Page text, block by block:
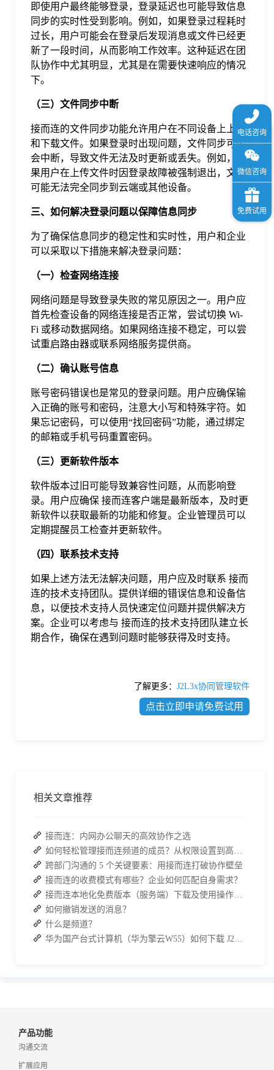
即使用户最终能够登录，登录延迟也可能导致信息
同步的实时性受到影响。例如，如果登录过程耗时
过长，用户可能会在登录后发现消息或文件已经更
新了一段时间，从而影响工作效率。这种延迟在团
队协作中尤其明显，尤其是在需要快速响应的情况
下。
（三）文件同步中断
接而连的文件同步功能允许用户在不同设备上上传
和下载文件。如果登录时出现问题，文件同步可能
会中断，导致文件无法及时更新或丢失。例如，如
果用户在上传文件时因登录故障被强制退出，文件
可能无法完全同步到云端或其他设备。
三、如何解决登录问题以保障信息同步
为了确保信息同步的稳定性和实时性，用户和企业
可以采取以下措施来解决登录问题：
（一）检查网络连接
网络问题是导致登录失败的常见原因之一。用户应
首先检查设备的网络连接是否正常，尝试切换 Wi-
Fi 或移动数据网络。如果网络连接不稳定，可以尝
试重启路由器或联系网络服务提供商。
（二）确认账号信息
账号密码错误也是常见的登录问题。用户应确保输
入正确的账号和密码，注意大小写和特殊字符。如
果忘记密码，可以使用“找回密码”功能，通过绑定
的邮箱或手机号码重置密码。
（三）更新软件版本
软件版本过旧可能导致兼容性问题，从而影响登
录。用户应确保 接而连客户端是最新版本，及时更
新软件以获取最新的功能和修复。企业管理员可以
定期提醒员工检查并更新软件。
（四）联系技术支持
如果上述方法无法解决问题，用户应及时联系 接而
连的技术支持团队。提供详细的错误信息和设备信
息，以便技术支持人员快速定位问题并提供解决方
案。企业可以考虑与 接而连的技术支持团队建立长
期合作，确保在遇到问题时能够获得及时支持。
了解更多： J2L3x协同管理软件
点击立即申请免费试用
相关文章推荐
接而连：内网办公聊天的高效协作之选
如何轻松管理接而连频道的成员？从权限设置到高效协作全指南
跨部门沟通的 5 个关键要素：用接而连打破协作壁垒
接而连的收费模式有哪些？企业如何匹配自身需求？
接而连本地化免费版本（服务端）下载及使用操作手册
如何撤销发送的消息？
什么是频道？
华为国产台式计算机（华为擎云W55）如何下载 J2L3x 客户端
产品功能
沟通交流
扩展应用